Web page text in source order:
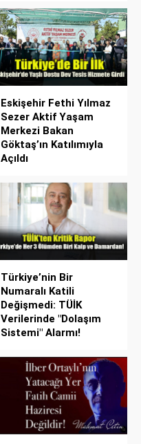
Eskişehir Fethi Yılmaz
Sezer Aktif Yaşam
Merkezi Bakan
Göktaş’ın Katılımıyla
Açıldı
Türkiye’nin Bir
Numaralı Katili
Değişmedi: TÜİK
Verilerinde "Dolaşım
Sistemi" Alarmı!